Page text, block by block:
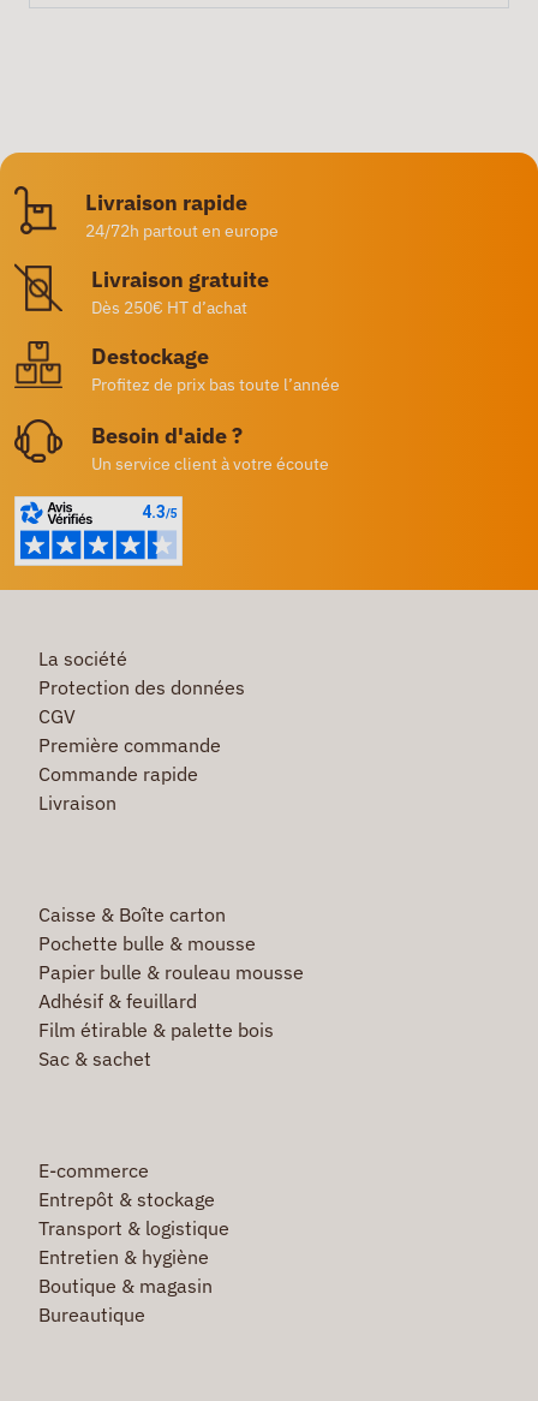
Livraison rapide
24/72h partout en europe
Livraison gratuite
Dès 250€ HT d’achat
Destockage
Profitez de prix bas toute l’année
Besoin d'aide ?
Un service client à votre écoute
La société
Protection des données
CGV
Première commande
Commande rapide
Livraison
Caisse & Boîte carton
Pochette bulle & mousse
Papier bulle & rouleau mousse
Adhésif & feuillard
Film étirable & palette bois
Sac & sachet
E-commerce
Entrepôt & stockage
Transport & logistique
Entretien & hygiène
Boutique & magasin
Bureautique